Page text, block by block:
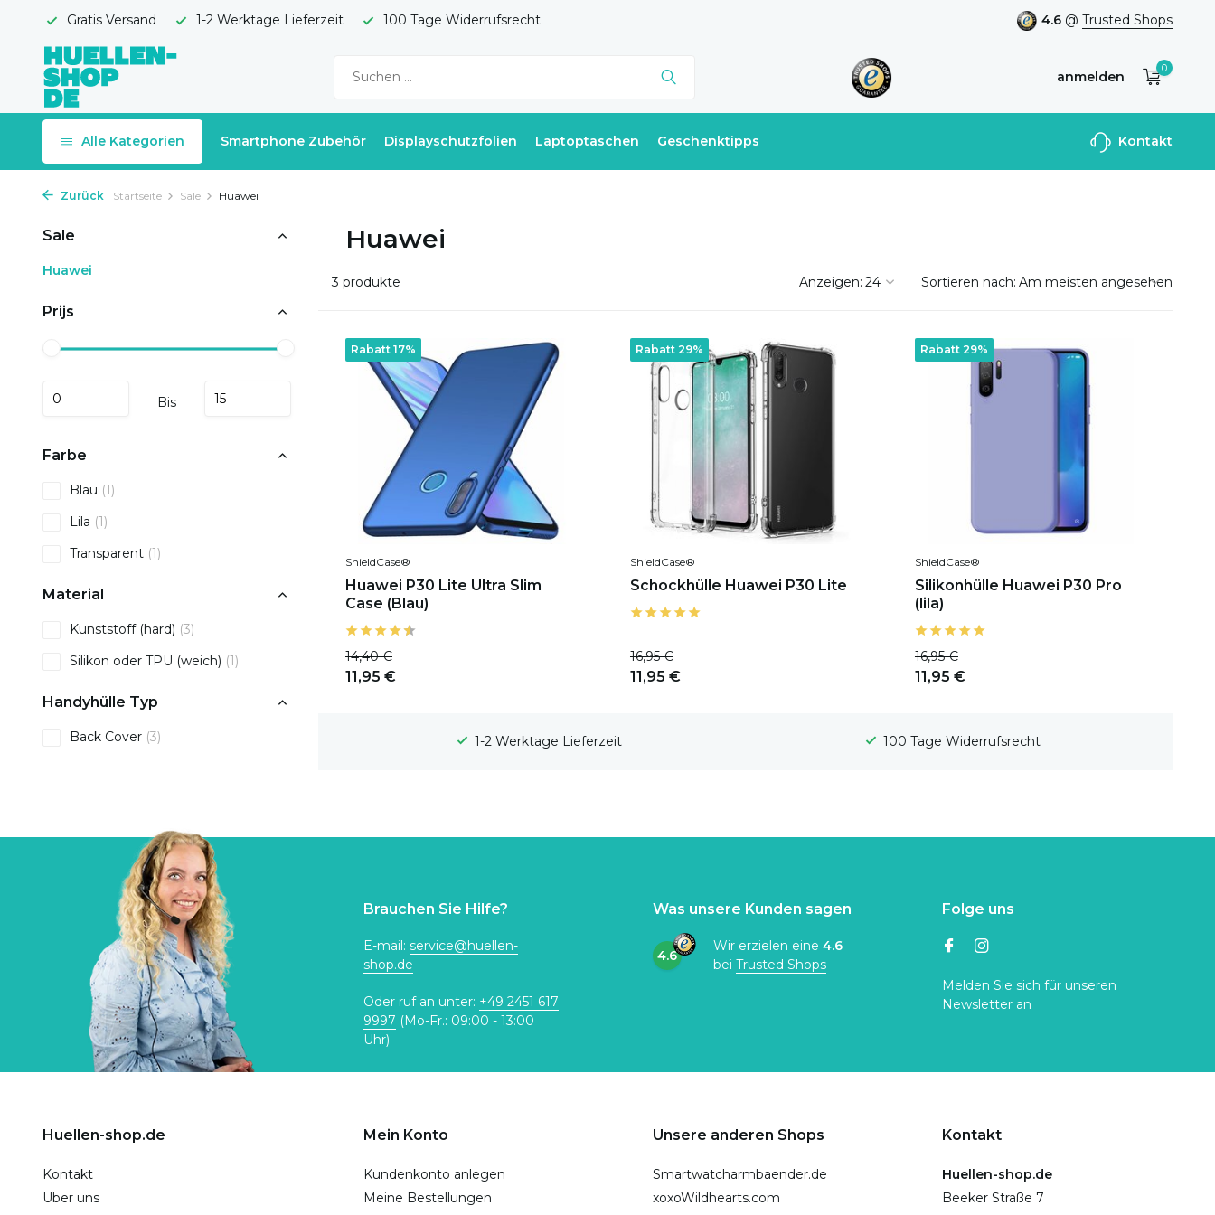
Gratis Versand 1-2 Werktage Lieferzeit 100 Tage Widerrufsrecht 4.6 @ Trusted Shops
anmelden
Benutzerkonto
0
Alle Kategorien Smartphone Zubehör Displayschutzfolien Laptoptaschen Geschenktipps Kontakt
Zurück Startseite Sale Huawei
Sale
Huawei
Prijs
Bis
Farbe
Blau (1)
Lila (1)
Transparent (1)
Material
Kunststoff (hard) (3)
Silikon oder TPU (weich) (1)
Handyhülle Typ
Back Cover (3)
Huawei
3 produkte Anzeigen: Sortieren nach:
Rabatt 17%
ShieldCase®
Huawei P30 Lite Ultra Slim
Case (Blau)
14,40 €
11,95 €
Rabatt 29%
ShieldCase®
Schockhülle Huawei P30 Lite
16,95 €
11,95 €
Rabatt 29%
ShieldCase®
Silikonhülle Huawei P30 Pro
(lila)
16,95 €
11,95 €
Gratis Versand 1-2 Werktage Lieferzeit 100 Tage Widerrufsrecht
Brauchen Sie Hilfe?
E-mail: service@huellen-
shop.de
Oder ruf an unter: +49 2451 617
9997 (Mo-Fr.: 09:00 - 13:00
Uhr)
Was unsere Kunden sagen
4.6
Wir erzielen eine 4.6
bei Trusted Shops
Folge uns
Melden Sie sich für unseren
Newsletter an
Huellen-shop.de
Kontakt
Über uns
Mein Konto
Kundenkonto anlegen
Meine Bestellungen
Unsere anderen Shops
Smartwatcharmbaender.de
xoxoWildhearts.com
Kontakt
Huellen-shop.de
Beeker Straße 7